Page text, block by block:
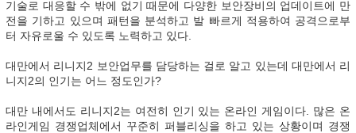
기술로 대응할 수 밖에 없기 때문에 다양한 보안장비의 업데이트에 만
전을 기하고 있으며 패턴을 분석하고 발 빠르게 적용하여 공격으로부
터 자유로울 수 있도록 노력하고 있다.
대만에서 리니지2 보안업무를 담당하는 걸로 알고 있는데 대만에서 리
니지2의 인기는 어느 정도인가?
대만 내에서도 리니지2는 여전히 인기 있는 온라인 게임이다. 많은 온
라인게임 경쟁업체에서 꾸준히 퍼블리싱을 하고 있는 상황이며 경쟁